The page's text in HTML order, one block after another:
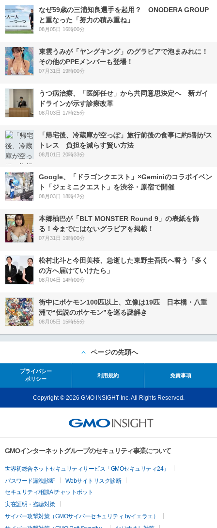
なぜ59歳の三浦知良選手を起用？ ONODERA GROUP
と重なった「努力の積み重ね」
08月05日 16時00分
東雲うみが「ヤングキング」のグラビアで泡まみれに！
その他のPPEメンバーも登場！
07月31日 19時00分
うつ病治療、「医師任せ」から共同意思決定へ 新ガイ
ドラインが示す診療改革
08月03日 17時25分
「帰宅後、冷蔵庫が空っぽ」旅行前後の食事に約5割がス
トレス 負担を減らす賢い方法
08月01日 20時33分
Google、「ドラゴンクエスト」×Geminiのコラボイベン
ト「ジェミニクエスト」を渋谷・原宿で開催
08月03日 18時42分
本郷柚巴が「BLT MONSTER Round 9」の表紙を飾
る！今までにはないグラビアを掲載！
07月31日 19時00分
松村北斗と今田美桜、急逝した東野圭吾氏へ誓う「多く
の方へ届けていけたら」
08月04日 14時00分
街中にポケモン100匹以上、立像は19匹 日本橋・八重
洲で“伝説のポケモン”を巡る謎解き
08月05日 15時55分
ページの先頭へ
プライバシー
ポリシー
利用規約 免責事項
Copyright © 2026 GMO INSIGHT Inc. All Rights Reserved.
GMOインターネットグループのセキュリティ事業について
世界初総合ネットセキュリティサービス「GMOセキュリティ24」
パスワード漏洩診断
Webサイトリスク診断
セキュリティ相談AIチャットボット
実在証明・盗聴対策
サイバー攻撃対策（GMOサイバーセキュリティ byイエラエ）